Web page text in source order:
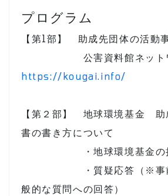
プログラム
【第1部】 助成先団体の活動
公害資料館ネット
https://kougai.info/
【第２部】 地球環境基金 助
書の書き方について
・地球環境基金の担
・質疑応答（※事前
般的な質問への回答）